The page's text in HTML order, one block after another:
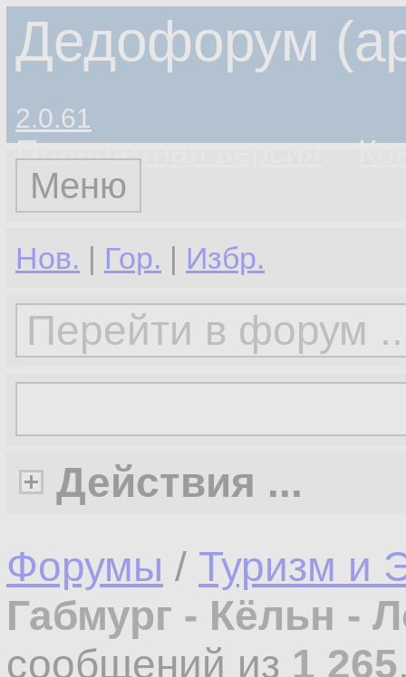
Дедофорум
2.0.61
Планшетная версия
Меню
Нов. | Гор. | Избр.
Действия ...
Форумы / Туризм и
Габмург - Кёльн -
сообщений из 1 265